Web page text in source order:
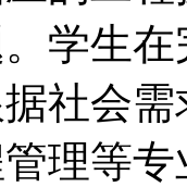
学生
社会
理等